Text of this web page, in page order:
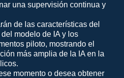
una supervisión continua y
de las características del
modelo de IA y los
piloto, mostrando el
más amplia de la IA en la
momento o desea obtener